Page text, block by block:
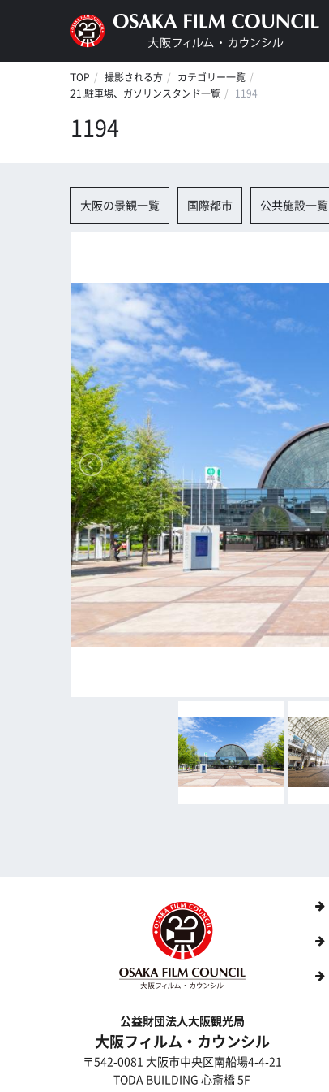
TOP 撮影される方
カテゴリー一覧
21.駐車場、ガソリンスタンド一覧
1194
1194
大阪の景観一覧 国際都市 公共施設一覧
公益財団法人大阪観光局
大阪フィルム・カウンシル
〒542-0081 大阪市中央区南船場4-4-21
TODA BUILDING 心斎橋 5F